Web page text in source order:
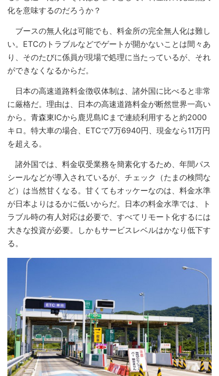
化を意味するのだろうか？
ブースの無人化は可能でも、料金所の完全無人化は難し
い。ETCのトラブルなどでゲートが開かないことは間々あ
り、そのたびに係員が現場で処理に当たっているが、それ
ができなくなるからだ。
日本の高速道路料金徴収体制は、諸外国に比べると非常
に厳格だ。理由は、日本の高速道路料金が断然世界一高い
から。青森東ICから鹿児島ICまで連続利用すると約2000
キロ。特大車の場合、ETCで7万6940円、現金なら11万円
を超える。
諸外国では、料金収受業務を簡素化するため、年間パス
シールなどが導入されているが、チェック（たまの検問な
ど）は当然甘くなる。甘くてもオッケーなのは、料金水準
が日本よりはるかに低いからだ。日本の料金水準では、ト
ラブル時の有人対応は必要で、すべてリモート化するには
大きな投資が必要。しかもサービスレベルはかなり低下す
る。